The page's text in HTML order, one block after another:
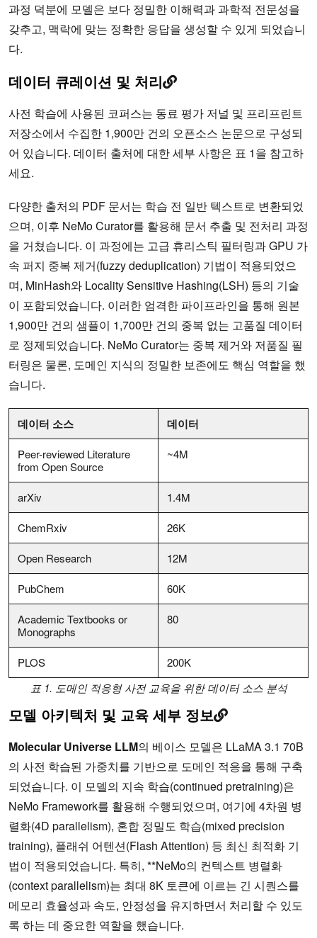
과정 덕분에 모델은 보다 정밀한 이해력과 과학적 전문성을
갖추고, 맥락에 맞는 정확한 응답을 생성할 수 있게 되었습니
다.
데이터 큐레이션 및 처리
사전 학습에 사용된 코퍼스는 동료 평가 저널 및 프리프린트
저장소에서 수집한 1,900만 건의 오픈소스 논문으로 구성되
어 있습니다. 데이터 출처에 대한 세부 사항은 표 1을 참고하
세요.
다양한 출처의 PDF 문서는 학습 전 일반 텍스트로 변환되었
으며, 이후 NeMo Curator를 활용해 문서 추출 및 전처리 과정
을 거쳤습니다. 이 과정에는 고급 휴리스틱 필터링과 GPU 가
속 퍼지 중복 제거(fuzzy deduplication) 기법이 적용되었으
며, MinHash와 Locality Sensitive Hashing(LSH) 등의 기술
이 포함되었습니다. 이러한 엄격한 파이프라인을 통해 원본
1,900만 건의 샘플이 1,700만 건의 중복 없는 고품질 데이터
로 정제되었습니다. NeMo Curator는 중복 제거와 저품질 필
터링은 물론, 도메인 지식의 정밀한 보존에도 핵심 역할을 했
습니다.
데이터 소스 데이터
Peer-reviewed Literature
from Open Source
~4M
arXiv 1.4M
ChemRxiv 26K
Open Research 12M
PubChem 60K
Academic Textbooks or
Monographs
80
PLOS
200K
표 1. 도메인 적응형 사전 교육을 위한 데이터 소스 분석
모델 아키텍처 및 교육 세부 정보
Molecular Universe LLM의 베이스 모델은 LLaMA 3.1 70B
의 사전 학습된 가중치를 기반으로 도메인 적응을 통해 구축
되었습니다. 이 모델의 지속 학습(continued pretraining)은
NeMo Framework를 활용해 수행되었으며, 여기에 4차원 병
렬화(4D parallelism), 혼합 정밀도 학습(mixed precision
training), 플래쉬 어텐션(Flash Attention) 등 최신 최적화 기
법이 적용되었습니다. 특히, **NeMo의 컨텍스트 병렬화
(context parallelism)는 최대 8K 토큰에 이르는 긴 시퀀스를
메모리 효율성과 속도, 안정성을 유지하면서 처리할 수 있도
록 하는 데 중요한 역할을 했습니다.